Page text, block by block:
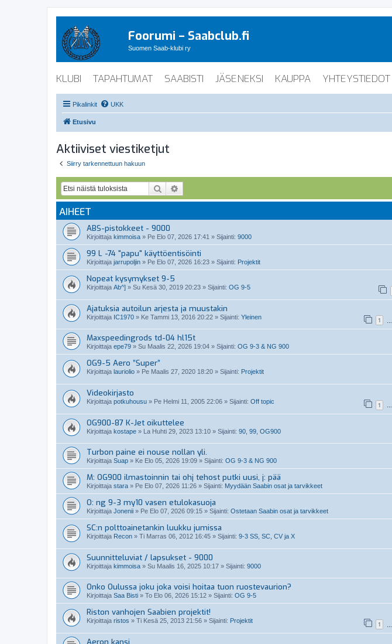
Foorumi – Saabclub.fi
Suomen Saab-klubi ry
KLUBI TAPAHTUMAT SAABISTI JÄSENEKSI KAUPPA YHTEYSTIEDOT
Pikalinkit UKK
Etusivu
Aktiiviset viestiketjut
Siirry tarkennettuun hakuun
Etsi
AIHEET
ABS-pistokkeet - 9000
Kirjoittaja kimmoisa » Pe Elo 07, 2026 17:41 » Sijainti: 9000
99 L -74 "papu" käyttöentisöinti
Kirjoittaja jarrupoljin » Pe Elo 07, 2026 16:23 » Sijainti: Projektit
Nopeat kysymykset 9-5
Kirjoittaja Ab^] » Su Kesä 30, 2019 20:23 » Sijainti: OG 9-5
Ajatuksia autoilun arjesta ja muustakin
Kirjoittaja IC1970 » Ke Tammi 13, 2016 20:22 » Sijainti: Yleinen 1
Maxspeedingrods td-04 hl15t
Kirjoittaja epe79 » Su Maalis 22, 2026 19:04 » Sijainti: OG 9-3 & NG 900
OG9-5 Aero ”Super”
Kirjoittaja lauriolio » Pe Maalis 27, 2020 18:20 » Sijainti: Projektit
Videokirjasto
Kirjoittaja potkuhousu » Pe Helmi 11, 2005 22:06 » Sijainti: Off topic 1 …
OG900-87 K-Jet oikuttelee
Kirjoittaja kostape » La Huhti 29, 2023 13:10 » Sijainti: 90, 99, OG900
Turbon paine ei nouse nollan yli.
Kirjoittaja Suap » Ke Elo 05, 2026 19:09 » Sijainti: OG 9-3 & NG 900
M: OG900 ilmastoinnin tai ohj tehost putki uusi, j: pää
Kirjoittaja stara » Pe Elo 07, 2026 11:26 » Sijainti: Myydään Saabin osat ja tarvikkeet
O: ng 9-3 my10 vasen etulokasuoja
Kirjoittaja Jonenii » Pe Elo 07, 2026 09:15 » Sijainti: Ostetaan Saabin osat ja tarvikkeet
SC:n polttoainetankin luukku jumissa
Kirjoittaja Recon » Ti Marras 06, 2012 16:45 » Sijainti: 9-3 SS, SC, CV ja X
Suunnitteluviat / lapsukset - 9000
Kirjoittaja kimmoisa » Su Maalis 16, 2025 10:17 » Sijainti: 9000
Onko Oulussa joku joka voisi hoitaa tuon ruostevaurion?
Kirjoittaja Saa Bisti » To Elo 06, 2026 15:12 » Sijainti: OG 9-5
Riston vanhojen Saabien projektit!
Kirjoittaja ristos » Ti Kesä 25, 2013 21:56 » Sijainti: Projektit 1